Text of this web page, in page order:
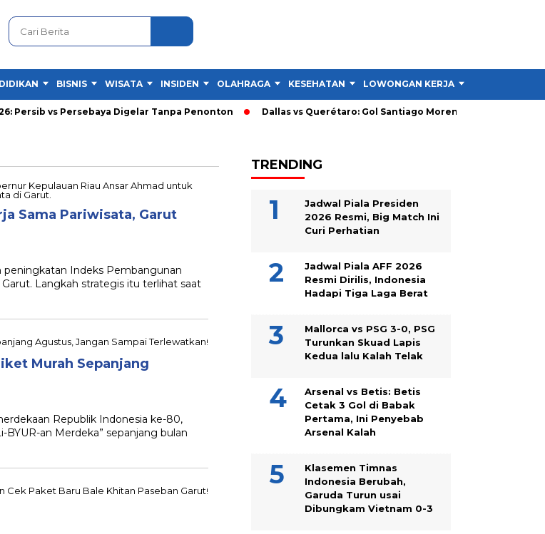
BISNIS WISATA INSIDEN OLAHRAGA KESEHATAN LOWONGAN KERJA
vs Persebaya Digelar Tanpa Penonton Dallas vs Querétaro: Gol Santiago Moreno Bawa Dallas Unggul
Sama Pariwisata, Garut
peningkatan Indeks Pembangunan
Langkah strategis itu terlihat saat
Murah Sepanjang
Republik Indonesia ke-80,
an Merdeka” sepanjang bulan
TRENDING
Jadwal Piala Presiden
2026 Resmi, Big Match Ini
Curi Perhatian
Jadwal Piala AFF 2026
Resmi Dirilis, Indonesia
Hadapi Tiga Laga Berat
Mallorca vs PSG 3-0, PSG
Turunkan Skuad Lapis
Kedua lalu Kalah Telak
Arsenal vs Betis: Betis
Cetak 3 Gol di Babak
Pertama, Ini Penyebab
Arsenal Kalah
Klasemen Timnas
Indonesia Berubah,
Garuda Turun usai
Dibungkam Vietnam 0-3